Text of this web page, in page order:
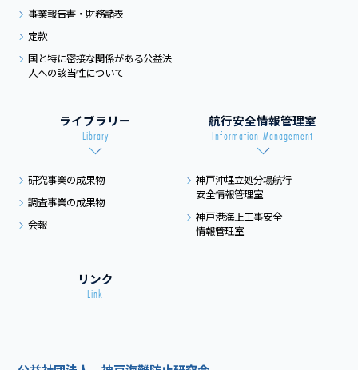
事業報告書・財務諸表
定款
国と特に密接な関係がある公益法
人への該当性について
ライブラリー
Library
研究事業の成果物
調査事業の成果物
会報
航行安全情報管理室
Information Management
神戸沖埋立処分場航行
安全情報管理室
神戸港海上工事安全
情報管理室
リンク
Link